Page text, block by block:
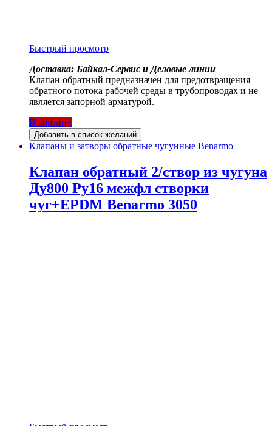
Быстрый просмотр
Доставка: Байкал-Сервис и Деловые линии
Клапан обратный предназначен для предотвращения
обратного потока рабочей среды в трубопроводах и не
является запорной арматурой.
В корзину
Добавить в список желаний
Клапаны и затворы обратные чугунные Benarmo
Клапан обратный 2/створ из чугуна
Ду800 Ру16 межфл створки
чуг+EPDM Benarmo 3050